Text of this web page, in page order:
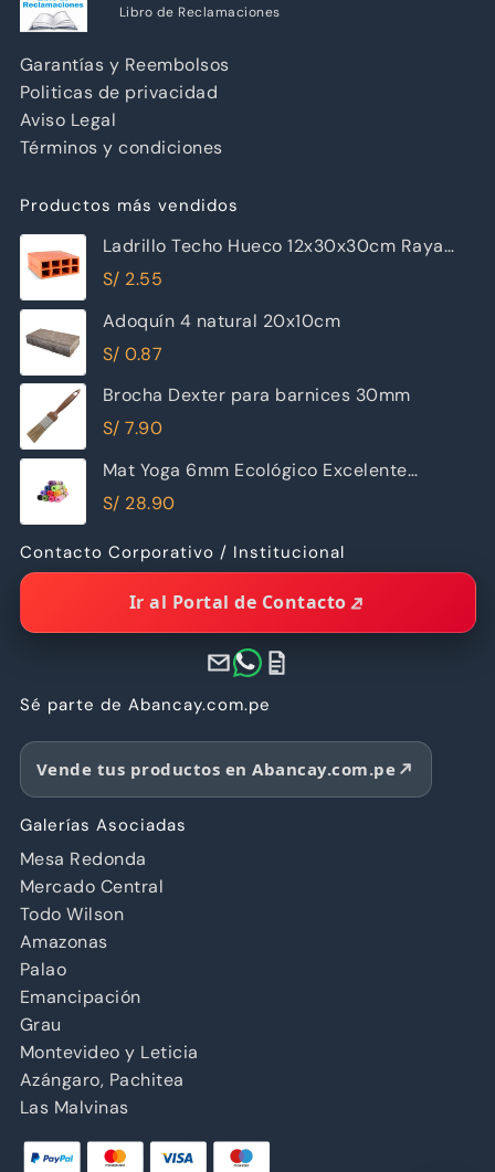
Libro de Reclamaciones
Garantías y Reembolsos
Politicas de privacidad
Aviso Legal
Términos y condiciones
Productos más vendidos
Ladrillo Techo Hueco 12x30x30cm Raya
Piramide
S/ 2.55
Adoquín 4 natural 20x10cm
S/ 0.87
Brocha Dexter para barnices 30mm
S/ 7.90
Mat Yoga 6mm Ecológico Excelente
Calidad
S/ 28.90
Contacto Corporativo / Institucional
Ir al Portal de Contacto
Sé parte de Abancay.com.pe
Vende tus productos en Abancay.com.pe
Galerías Asociadas
Mesa Redonda
Mercado Central
Todo Wilson
Amazonas
Palao
Emancipación
Grau
Montevideo y Leticia
Azángaro, Pachitea
Las Malvinas